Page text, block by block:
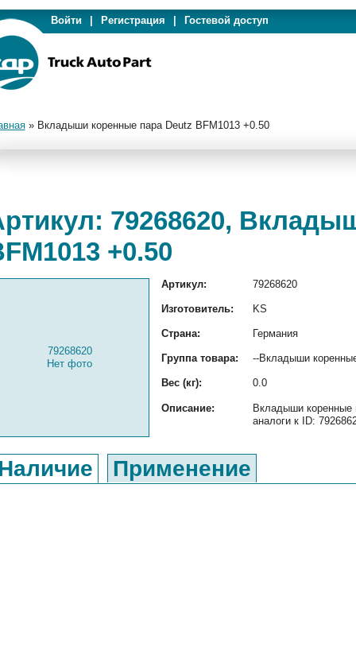
Войти Регистрация Гостевой доступ
» Вкладыши коренные пара Deutz BFM1013 +0.50
79268620,
+0.50
79268620
Нет фото
Артикул: 79268620
Изготовитель: KS
Страна: Германия
Группа товара: --Вкладыши
Вес (кг): 0.0
Описание:
Вкладыши коренные
аналоги к ID:
Применение